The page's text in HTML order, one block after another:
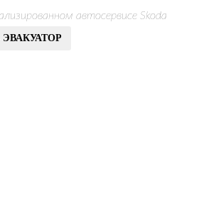
автосервисе Skoda
ЗАЯВКА НА ЭВАКУАТОР